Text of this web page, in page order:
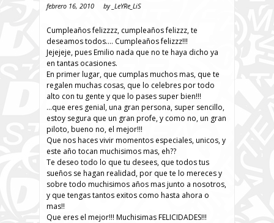
febrero 16, 2010 by _LeYRe_LiS
Cumpleaños felizzzz, cumpleaños felizzz, te
deseamos todos…. Cumpleaños felizzz!!!
Jejejeje, pues Emilio nada que no te haya dicho ya
en tantas ocasiones.
En primer lugar, que cumplas muchos mas, que te
regalen muchas cosas, que lo celebres por todo
alto con tu gente y que lo pases super bien!!!
…que eres genial, una gran persona, super sencillo,
estoy segura que un gran profe, y como no, un gran
piloto, bueno no, el mejor!!!
Que nos haces vivir momentos especiales, unicos, y
este año tocan muchisimos mas, eh??
Te deseo todo lo que tu desees, que todos tus
sueños se hagan realidad, por que te lo mereces y
sobre todo muchisimos años mas junto a nosotros,
y que tengas tantos exitos como hasta ahora o
mas!!
Que eres el mejor!!! Muchisimas FELICIDADES!!!